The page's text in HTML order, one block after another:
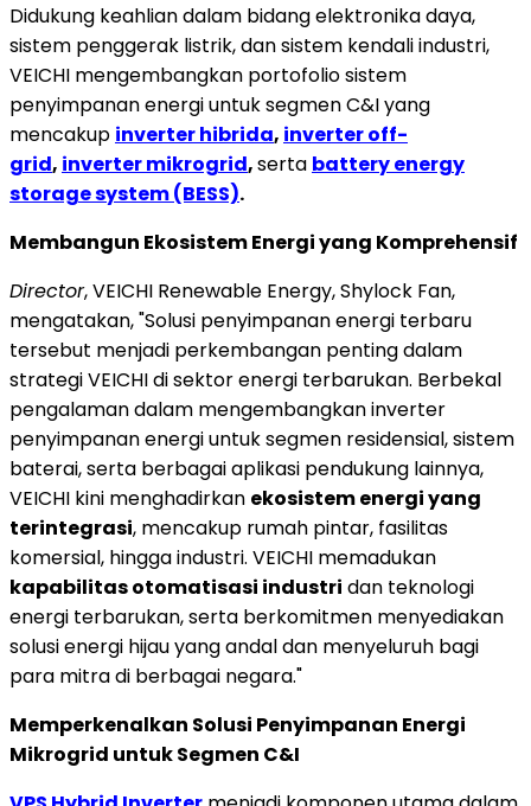
Didukung keahlian dalam bidang elektronika daya,
sistem penggerak listrik, dan sistem kendali industri,
VEICHI mengembangkan portofolio sistem
penyimpanan energi untuk segmen C&I yang
mencakup inverter hibrida, inverter off-
grid, inverter mikrogrid,serta battery energy
storage system (BESS).
Membangun Ekosistem Energi yang Komprehensif
Director, VEICHI Renewable Energy, Shylock Fan,
mengatakan, "Solusi penyimpanan energi terbaru
tersebut menjadi perkembangan penting dalam
strategi VEICHI di sektor energi terbarukan. Berbekal
pengalaman dalam mengembangkan inverter
penyimpanan energi untuk segmen residensial, sistem
baterai, serta berbagai aplikasi pendukung lainnya,
VEICHI kini menghadirkan ekosistem energi yang
terintegrasi, mencakup rumah pintar, fasilitas
komersial, hingga industri. VEICHI memadukan
kapabilitas otomatisasi industri dan teknologi
energi terbarukan, serta berkomitmen menyediakan
solusi energi hijau yang andal dan menyeluruh bagi
para mitra di berbagai negara."
Memperkenalkan Solusi Penyimpanan Energi
Mikrogrid untuk Segmen C&I